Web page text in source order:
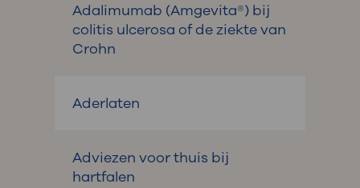
Adalimumab (Amgevita®) bij
colitis ulcerosa of de ziekte van
Crohn
Aderlaten
Adviezen voor thuis bij
hartfalen